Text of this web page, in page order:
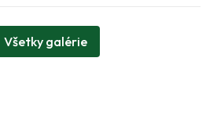
Všetky galérie